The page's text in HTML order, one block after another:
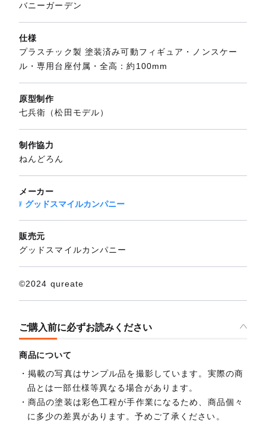
バニーガーデン
仕様
プラスチック製 塗装済み可動フィギュア・ノンスケー
ル・専用台座付属・全高：約100mm
原型制作
七兵衛（松田モデル）
制作協力
ねんどろん
メーカー
グッドスマイルカンパニー
販売元
グッドスマイルカンパニー
©2024 qureate
ご購入前に必ずお読みください
商品について
掲載の写真はサンプル品を撮影しています。実際の商
品とは一部仕様等異なる場合があります。
商品の塗装は彩色工程が手作業になるため、商品個々
に多少の差異があります。予めご了承ください。